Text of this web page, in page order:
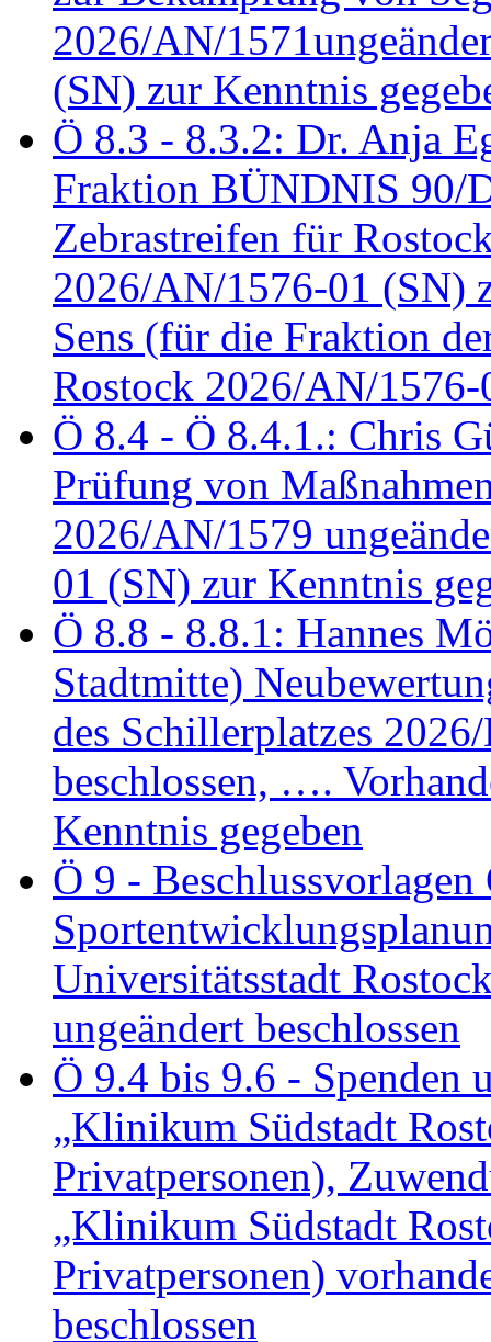
2026/AN/
(SN) zur Kenntnis
Ö 8.3 - 8.3.2: Dr. Anja
Fraktion BÜNDNIS 90/
Zebrastreifen für
2026/AN/1576-01 (SN)
Sens (für die Fraktion
Rostock 2026/AN/1576-
Ö 8.4 - Ö 8.4.1.: Chris
Prüfung von
2026/AN/1579
01 (SN) zur Kenntnis
Ö 8.8 - 8.8.1: Hannes
Stadtmitte)
des Schillerplatzes
beschlossen, ….
Kenntnis gegeben
Ö 9 - Beschlussvorlagen
Universitätsstadt
ungeändert beschlossen
Ö 9.4 bis 9.6 -
„Klinikum Südstadt
Privatpersonen),
„Klinikum Südstadt
Privatpersonen)
beschlossen